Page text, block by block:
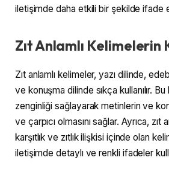
iletişimde daha etkili bir şekilde ifade
Zıt Anlamlı Kelimelerin
Zıt anlamlı kelimeler, yazı dilinde,
ve konuşma dilinde sıkça kullanılır.
zenginliği sağlayarak metinlerin ve
ve çarpıcı olmasını sağlar. Ayrıca, zıt
karşıtlık ve zıtlık ilişkisi içinde olan
iletişimde detaylı ve renkli ifadeler